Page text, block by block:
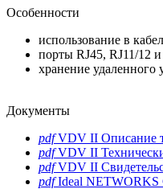
Особенности
использование в
порты RJ45, RJ11/12
хранение удаленного
Документы
pdfVDV II Описание
pdfVDV II
pdfVDV II
pdfIdeal NETWORKS